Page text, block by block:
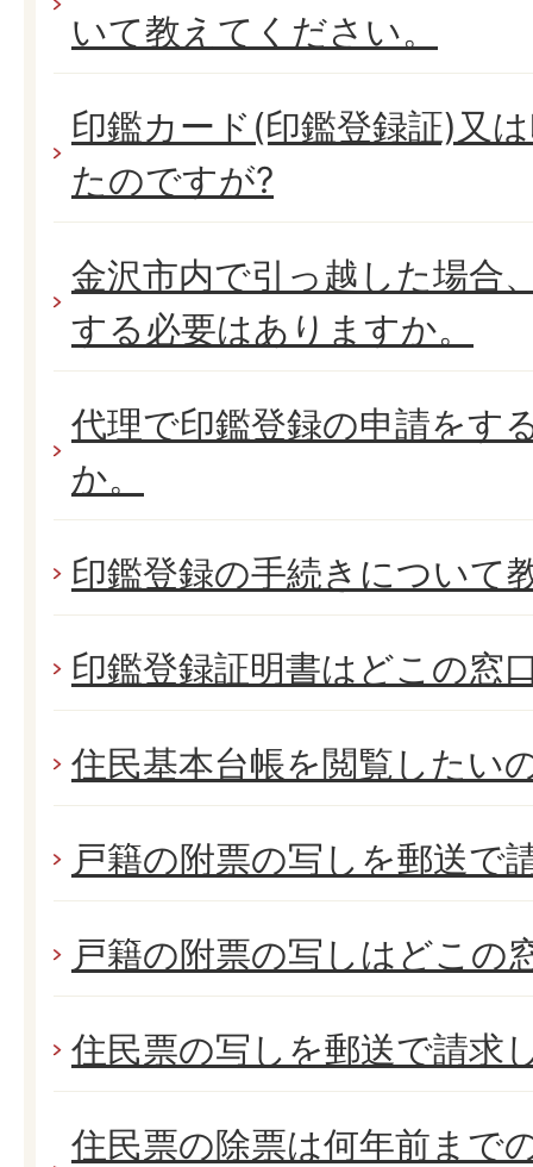
いて教えてください。
印鑑カード(印鑑登録証)又
たのですが?
金沢市内で引っ越した場合
する必要はありますか。
代理で印鑑登録の申請をす
か。
印鑑登録の手続きについて
印鑑登録証明書はどこの窓
住民基本台帳を閲覧したい
戸籍の附票の写しを郵送で
戸籍の附票の写しはどこの
住民票の写しを郵送で請求
住民票の除票は何年前まで